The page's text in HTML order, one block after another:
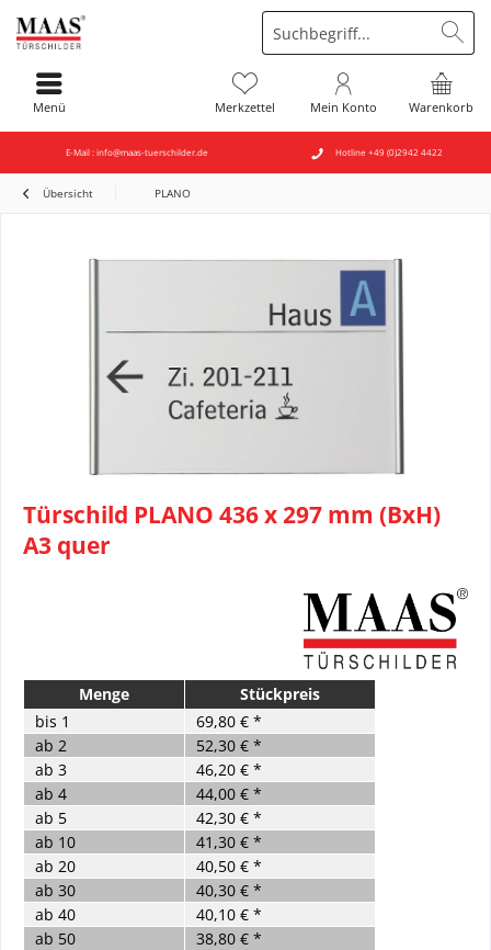
E-Mail : info@maas-tuerschilder.de Hotline +49 (0)2942 4422
Warenkorb
Merkzettel Mein Konto
Menü
Übersicht PLANO
Türschild PLANO 436 x 297 mm (BxH)
A3 quer
Menge
Stückpreis
bis 1
69,80 € *
ab 2
52,30 € *
ab 3
46,20 € *
ab 4
44,00 € *
ab 5
42,30 € *
ab 10
41,30 € *
ab 20
40,50 € *
ab 30
40,30 € *
ab 40
40,10 € *
ab 50
38,80 € *